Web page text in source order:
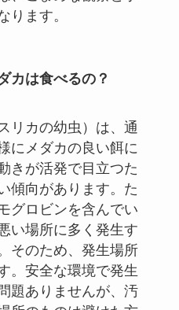
ります。
カは食べるの？
リカの幼虫）は、通
にメダカの良い餌に
きが活発で目立つた
傾向があります。た
グロビンを含んでい
い場所に多く発生す
そのため、発生場所
。安全な環境で発生
題ありませんが、汚